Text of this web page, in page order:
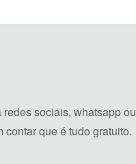
sociais, whatsapp ou
que é tudo gratuito.